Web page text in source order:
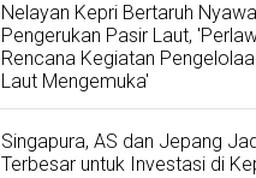
Nelayan Kepri Bertaruh
Pengerukan Pasir Laut,
Rencana Kegiatan
Laut Mengemuka'
Singapura, AS dan Jepang
Terbesar untuk Investasi di